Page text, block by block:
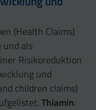
(Health Claims)
und als
Risikoreduktion
und
children claims)
Thiamin: